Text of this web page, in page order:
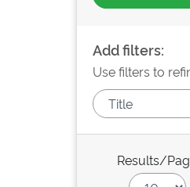
Add filters:
Use filters to
Results/